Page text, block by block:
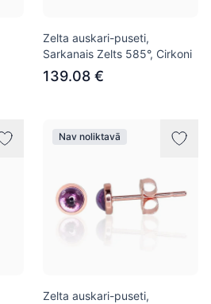
Zelta auskari-puseti,
Sarkanais Zelts 585°, Cirkoni
139.08 €
Nav noliktavā
Zelta auskari-puseti,